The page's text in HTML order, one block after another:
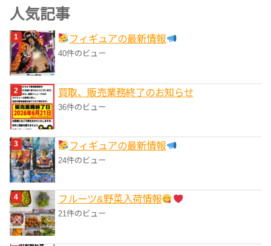
ゴ
リ
ー
人気記事
フィギュアの最新情報
40件のビュー
買取、販売業務終了のお知らせ
36件のビュー
フィギュアの最新情報
24件のビュー
フルーツ&野菜入荷情報
21件のビュー